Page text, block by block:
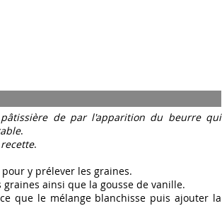
de par l'apparition du beurre qui
.
.
y prélever les graines.
ainsi que la gousse de vanille.
que le mélange blanchisse puis ajouter la